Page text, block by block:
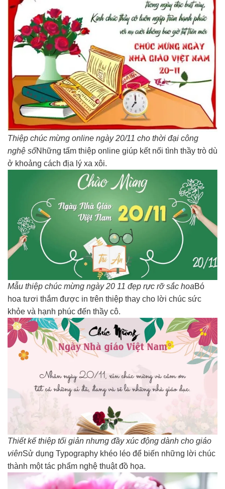
Thiệp chúc mừng online ngày 20/11 cho thời đại công
nghệ sốNhững tấm thiệp online giúp kết nối tình thầy trò dù
ở khoảng cách địa lý xa xôi.
Mẫu thiệp chúc mừng ngày 20 11 đẹp rực rỡ sắc hoaBó
hoa tươi thắm được in trên thiệp thay cho lời chúc sức
khỏe và hạnh phúc đến thầy cô.
Thiết kế thiệp tối giản nhưng đầy xúc động dành cho giáo
viênSử dụng Typography khéo léo để biến những lời chúc
thành một tác phẩm nghệ thuật đồ họa.